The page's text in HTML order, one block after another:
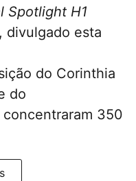
Spotlight H1
divulgado esta
do Corinthia
do
350